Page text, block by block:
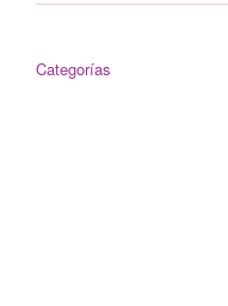
Categorías